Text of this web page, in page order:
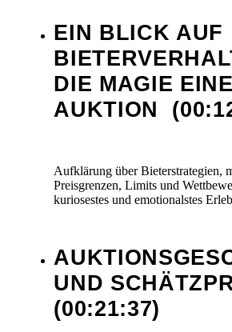
EIN BLICK AUF
DIE MAGIE
AUKTION
Aufklärung über Bieterstrategien,
Preisgrenzen, Limits und
kuriosestes und emotionalstes
UND
(00:21:37)